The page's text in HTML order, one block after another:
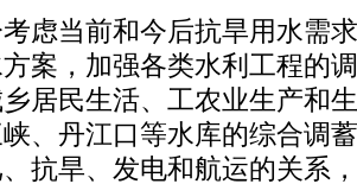
当前和今后抗旱用水需
案，加强各类水利工程的
居民生活、工农业生产和
、丹江口等水库的综合调
抗旱、发电和航运的关系